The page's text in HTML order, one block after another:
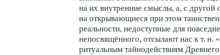
на их внутренние смыслы, а, с другой
на открывающиеся при этом
реальности, недоступные для
непосвящённого, отсылают нас к т. н.
ритуальным тайнодействиям